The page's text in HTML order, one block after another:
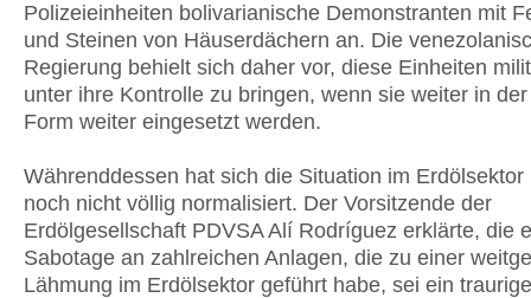
Polizeieinheiten bolivarianische Demonstranten mit
und Steinen von Häuserdächern an. Die
Regierung behielt sich daher vor, diese Einheiten
unter ihre Kontrolle zu bringen, wenn sie weiter in
Form weiter eingesetzt werden.
Währenddessen hat sich die Situation im Erdölsektor
noch nicht völlig normalisiert. Der Vorsitzende der
Erdölgesellschaft PDVSA Alí Rodríguez erklärte, die
Sabotage an zahlreichen Anlagen, die zu einer
Lähmung im Erdölsektor geführt habe, sei ein